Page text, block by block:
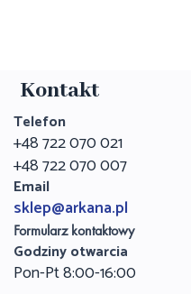
Kontakt
Telefon
+48 722 070 021
+48 722 070 007
Email
sklep@arkana.pl
Formularz kontaktowy
Godziny otwarcia
Pon-Pt 8:00-16:00